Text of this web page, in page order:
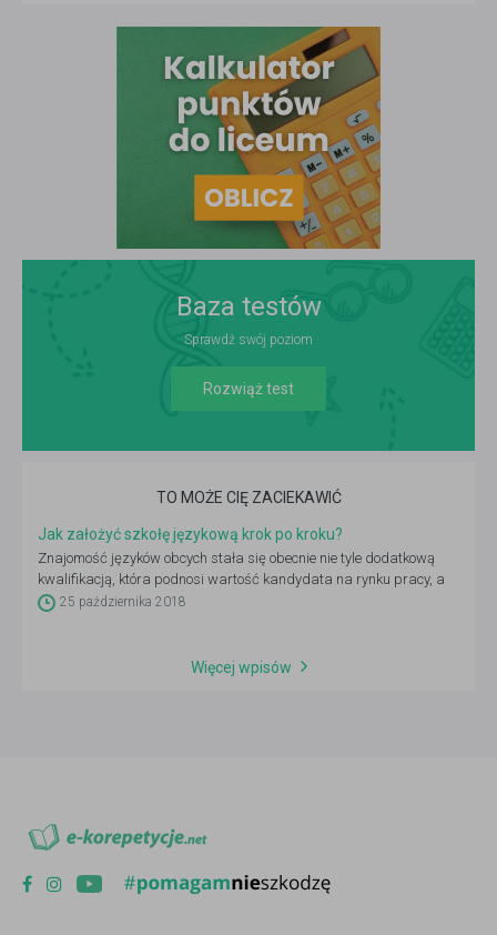
Baza testów
Sprawdź swój poziom
Rozwiąż test
TO MOŻE CIĘ ZACIEKAWIĆ
Jak założyć szkołę językową krok po kroku?
Znajomość języków obcych stała się obecnie nie tyle dodatkową
kwalifikacją, która podnosi wartość kandydata na rynku pracy, a
niemal obowiązkiem. To oczywiście nie jedyny powód, dla którego
rynek nauki języków obcych jest nasycony, nadal – przy dobrym
25 października 2018
Więcej wpisów